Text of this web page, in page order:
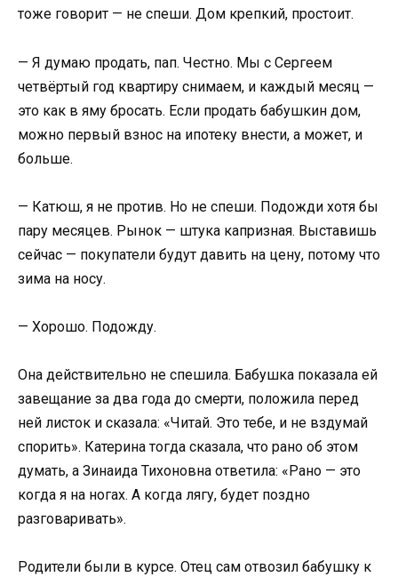
тоже говорит — не спеши. Дом крепкий, простоит.
— Я думаю продать, пап. Честно. Мы с Сергеем
четвёртый год квартиру снимаем, и каждый месяц —
это как в яму бросать. Если продать бабушкин дом,
можно первый взнос на ипотеку внести, а может, и
больше.
— Катюш, я не против. Но не спеши. Подожди хотя бы
пару месяцев. Рынок — штука капризная. Выставишь
сейчас — покупатели будут давить на цену, потому что
зима на носу.
— Хорошо. Подожду.
Она действительно не спешила. Бабушка показала ей
завещание за два года до смерти, положила перед
ней листок и сказала: «Читай. Это тебе, и не вздумай
спорить». Катерина тогда сказала, что рано об этом
думать, а Зинаида Тихоновна ответила: «Рано — это
когда я на ногах. А когда лягу, будет поздно
разговаривать».
Родители были в курсе. Отец сам отвозил бабушку к